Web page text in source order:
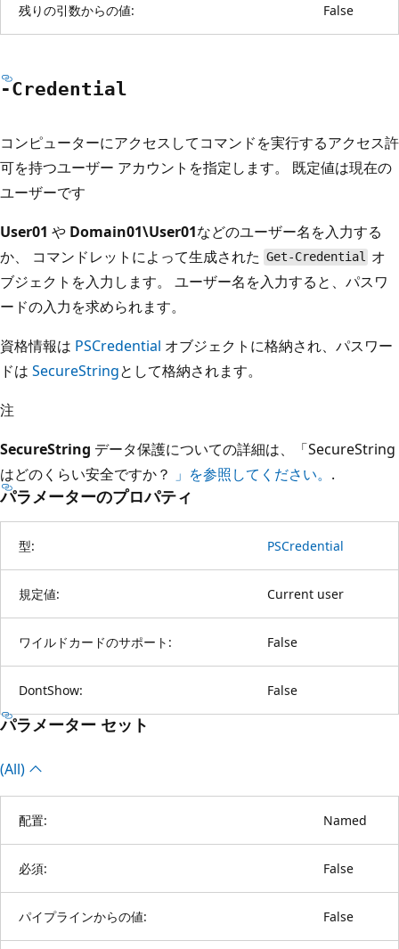
残りの引数からの値: False
-Credential
コンピューターにアクセスしてコマンドを実行するアクセス許
可を持つユーザー アカウントを指定します。 既定値は現在の
ユーザーです
User01 や Domain01\User01などのユーザー名を入力する
か、
コマンドレットによって生成された Get-Credential オ
ブジェクトを入力します。 ユーザー名を入力すると、パスワ
ードの入力を求められます。
資格情報は PSCredential オブジェクトに格納され、パスワー
ドは SecureStringとして格納されます。
注
SecureString データ保護についての詳細は、「SecureString
はどのくらい安全ですか？ 」を参照してください。 .
パラメーターのプロパティ
型: PSCredential
規定値: Current user
ワイルドカードのサポート: False
DontShow: False
パラメーター セット
(All)
配置: Named
必須: False
パイプラインからの値: False